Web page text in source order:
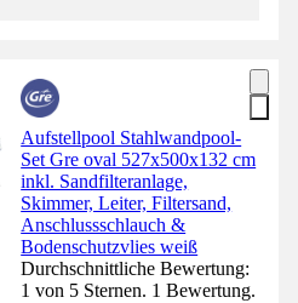
Aufstellpool Stahlwandpool-
Set Gre oval 527x500x132 cm
inkl. Sandfilteranlage,
Skimmer, Leiter, Filtersand,
Anschlussschlauch &
Bodenschutzvlies weiß
Durchschnittliche Bewertung:
1 von 5 Sternen. 1 Bewertung.